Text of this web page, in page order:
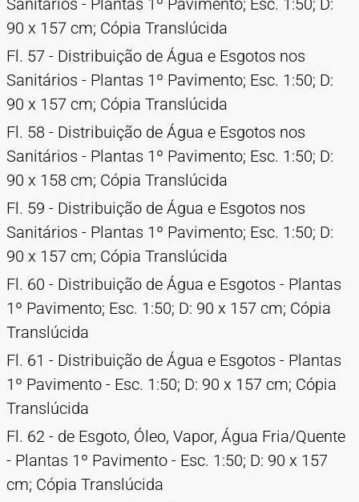
Sanitários - Plantas 1º Pavimento; Esc. 1:50; D:
90 x 157 cm; Cópia Translúcida
Fl. 57 - Distribuição de Água e Esgotos nos
Sanitários - Plantas 1º Pavimento; Esc. 1:50; D:
90 x 157 cm; Cópia Translúcida
Fl. 58 - Distribuição de Água e Esgotos nos
Sanitários - Plantas 1º Pavimento; Esc. 1:50; D:
90 x 158 cm; Cópia Translúcida
Fl. 59 - Distribuição de Água e Esgotos nos
Sanitários - Plantas 1º Pavimento; Esc. 1:50; D:
90 x 157 cm; Cópia Translúcida
Fl. 60 - Distribuição de Água e Esgotos - Plantas
1º Pavimento; Esc. 1:50; D: 90 x 157 cm; Cópia
Translúcida
Fl. 61 - Distribuição de Água e Esgotos - Plantas
1º Pavimento - Esc. 1:50; D: 90 x 157 cm; Cópia
Translúcida
Fl. 62 - de Esgoto, Óleo, Vapor, Água Fria/Quente
- Plantas 1º Pavimento - Esc. 1:50; D: 90 x 157
cm; Cópia Translúcida